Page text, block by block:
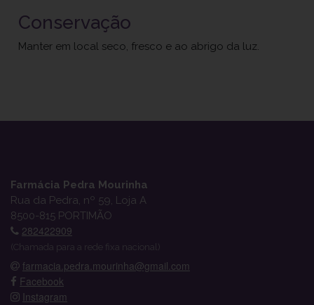
Conservação
Manter em local seco, fresco e ao abrigo da luz.
Farmácia Pedra Mourinha
Rua da Pedra, nº 59, Loja A
8500-815 PORTIMÃO
282422909
(Chamada para a rede fixa nacional)
farmacia.pedra.mourinha@gmail.com
Facebook
Instagram